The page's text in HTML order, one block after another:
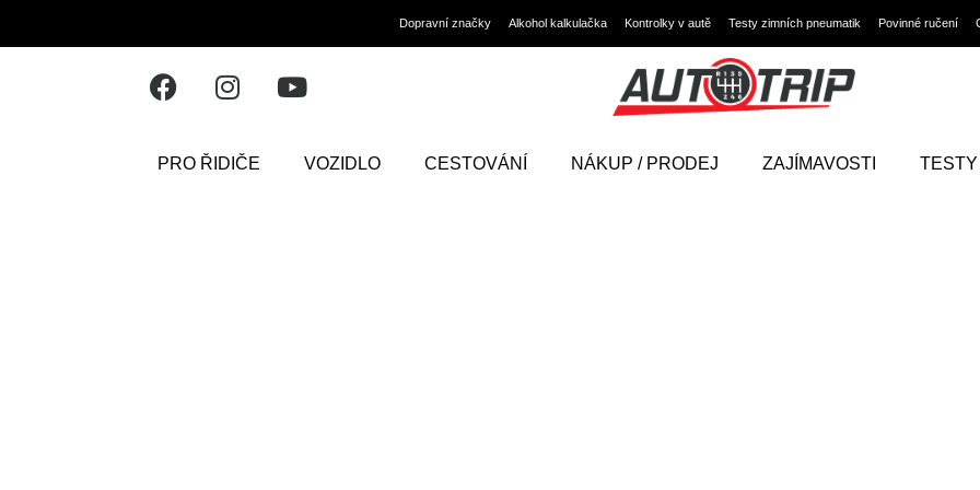
Dopravní značky Alkohol kalkulačka Kontrolky v autě Testy zimních pneumatik Povinné ručení
PRO ŘIDIČE VOZIDLO CESTOVÁNÍ NÁKUP / PRODEJ ZAJÍMAVOSTI TESTY